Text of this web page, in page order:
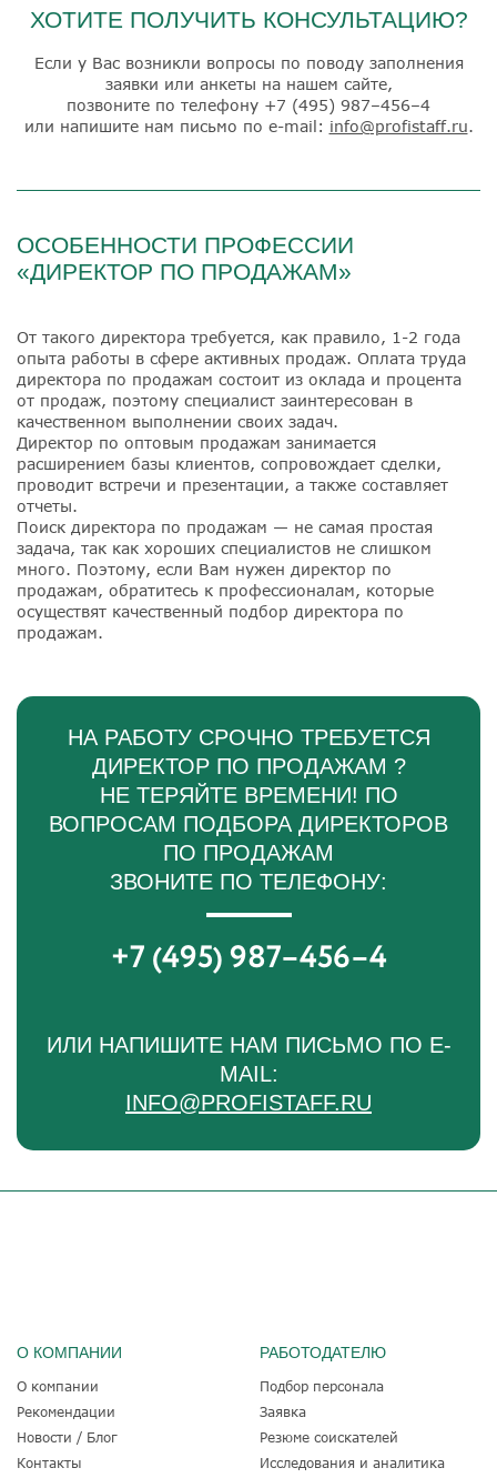
ХОТИТЕ ПОЛУЧИТЬ КОНСУЛЬТАЦИЮ?
Если у Вас возникли вопросы по поводу заполнения
заявки или анкеты на нашем сайте,
позвоните по телефону +7 (495) 987–456–4
или напишите нам письмо по e-mail: info@profistaff.ru.
ОСОБЕННОСТИ ПРОФЕССИИ
«ДИРЕКТОР ПО ПРОДАЖАМ»
От такого директора требуется, как правило, 1-2 года
опыта работы в сфере активных продаж. Оплата труда
директора по продажам состоит из оклада и процента
от продаж, поэтому специалист заинтересован в
качественном выполнении своих задач.
Директор по оптовым продажам занимается
расширением базы клиентов, сопровождает сделки,
проводит встречи и презентации, а также составляет
отчеты.
Поиск директора по продажам — не самая простая
задача, так как хороших специалистов не слишком
много. Поэтому, если Вам нужен директор по
продажам, обратитесь к профессионалам, которые
осуществят качественный подбор директора по
продажам.
НА РАБОТУ СРОЧНО ТРЕБУЕТСЯ
ДИРЕКТОР ПО ПРОДАЖАМ ?
НЕ ТЕРЯЙТЕ ВРЕМЕНИ! ПО
ВОПРОСАМ ПОДБОРА ДИРЕКТОРОВ
ПО ПРОДАЖАМ
ЗВОНИТЕ ПО ТЕЛЕФОНУ:
+7 (495) 987–456–4
ИЛИ НАПИШИТЕ НАМ ПИСЬМО ПО E-
MAIL:
INFO@PROFISTAFF.RU
О КОМПАНИИ
О компании
Рекомендации
Новости / Блог
Контакты
РАБОТОДАТЕЛЮ
Подбор персонала
Заявка
Резюме соискателей
Исследования и аналитика